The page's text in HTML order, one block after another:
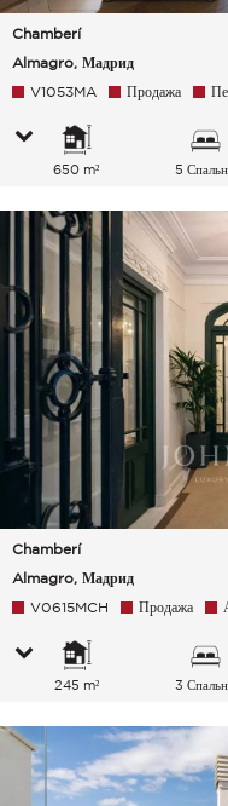
Chamberí
Almagro, Мадрид
V1053MA Продажа
650 m² 5
Chamberí
Almagro, Мадрид
V0615MCH Продажа
245 m² 3